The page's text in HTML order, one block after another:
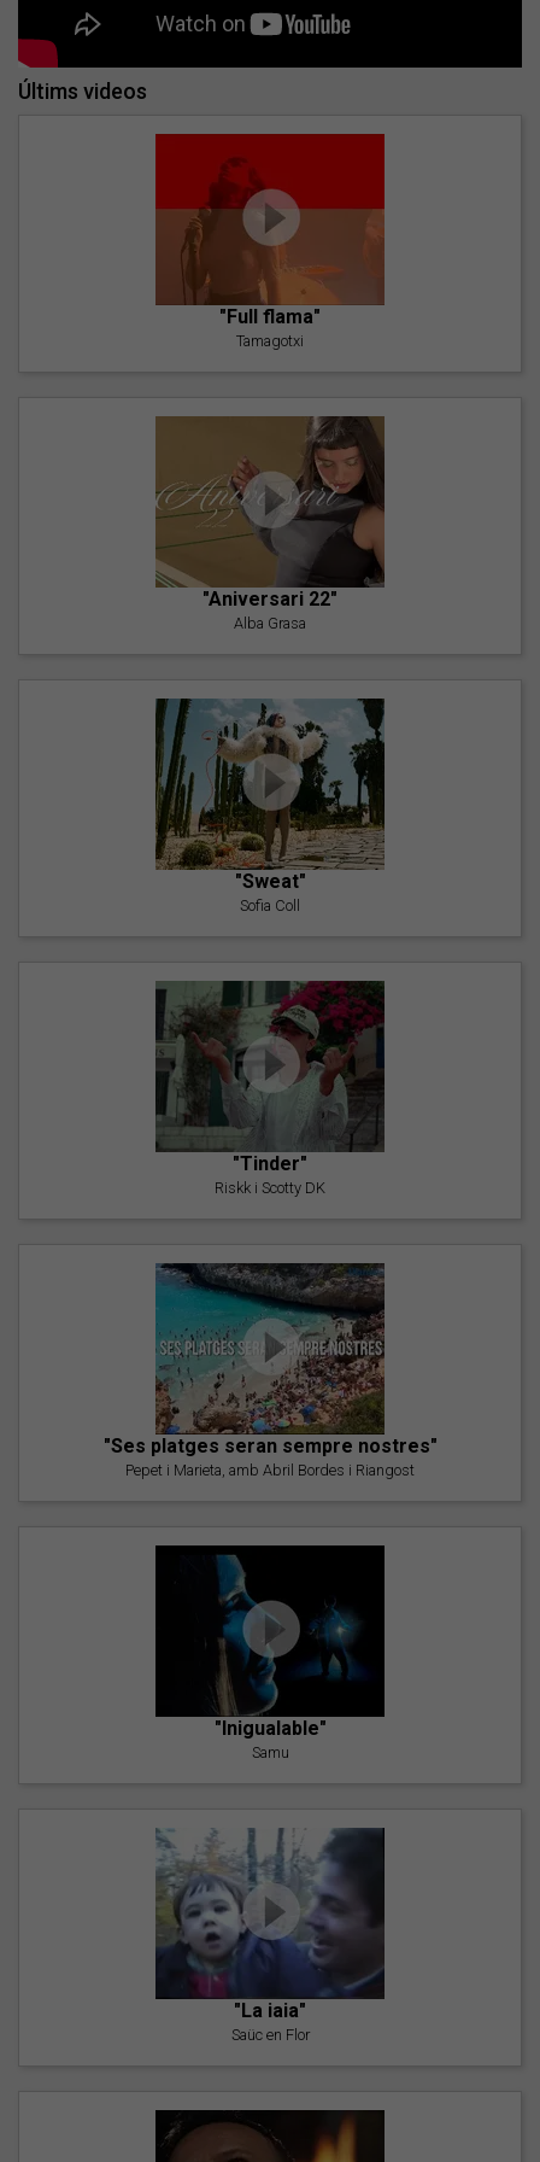
Últims videos
"Full flama"
Tamagotxi
"Aniversari 22"
Alba Grasa
"Sweat"
Sofia Coll
"Tinder"
Riskk i Scotty DK
"Ses platges seran sempre nostres"
Pepet i Marieta, amb Abril Bordes i Riangost
"Inigualable"
Samu
"La iaia"
Saüc en Flor